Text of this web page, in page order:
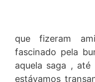
que fizeram
fascinado pela
aquela saga ,
estávamos